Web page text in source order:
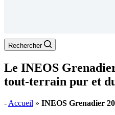
Rechercher
Le INEOS
tout-terrain pur et
- Accueil » INEOS Grenadier